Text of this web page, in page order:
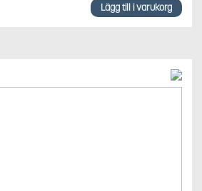
Lägg till i varukorg